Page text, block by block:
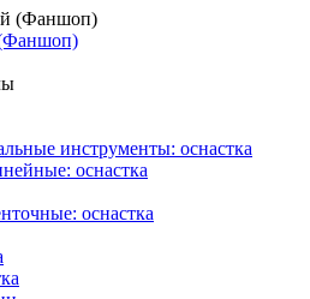
(Фаншоп)
инструменты: оснастка
оснастка
оснастка